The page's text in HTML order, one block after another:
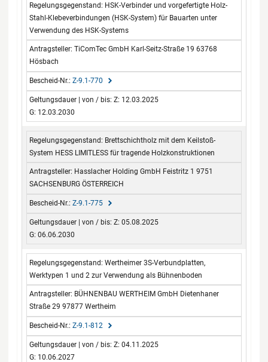
HSK-Verbinder und vorgefertigte Holz-
Stahl-Klebeverbindungen (HSK-System) für Bauarten unter
Verwendung des HSK-Systems
TiComTec GmbH Karl-Seitz-Straße 19 63768
Hösbach
Z-9.1-770
Z: 12.03.2025
G: 12.03.2030
Brettschichtholz mit dem Keilstoß-
System HESS LIMITLESS für tragende Holzkonstruktionen
Hasslacher Holding GmbH Feistritz 1 9751
SACHSENBURG ÖSTERREICH
Z-9.1-775
Z: 05.08.2025
G: 06.06.2030
Wertheimer 3S-Verbundplatten,
Werktypen 1 und 2 zur Verwendung als Bühnenboden
BÜHNENBAU WERTHEIM GmbH Dietenhaner
Straße 29 97877 Wertheim
Z-9.1-812
Z: 04.11.2025
G: 10.06.2027